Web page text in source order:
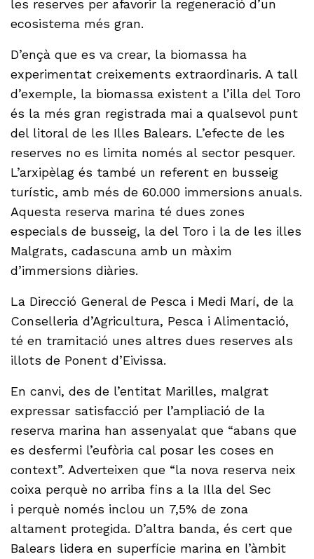
les reserves per afavorir la regeneració d’un
ecosistema més gran.
D’ençà que es va crear, la biomassa ha
experimentat creixements extraordinaris. A tall
d’exemple, la biomassa existent a l’illa del Toro
és la més gran registrada mai a qualsevol punt
del litoral de les Illes Balears. L’efecte de les
reserves no es limita només al sector pesquer.
L’arxipèlag és també un referent en busseig
turístic, amb més de 60.000 immersions anuals.
Aquesta reserva marina té dues zones
especials de busseig, la del Toro i la de les illes
Malgrats, cadascuna amb un màxim
d’immersions diàries.
La Direcció General de Pesca i Medi Marí, de la
Conselleria d’Agricultura, Pesca i Alimentació,
té en tramitació unes altres dues reserves als
illots de Ponent d’Eivissa.
En canvi, des de l’entitat Marilles, malgrat
expressar satisfacció per l’ampliació de la
reserva marina han assenyalat que “abans que
es desfermi l’eufòria cal posar les coses en
context”. Adverteixen que “la nova reserva neix
coixa perquè no arriba fins a la Illa del Sec
i perquè només inclou un 7,5% de zona
altament protegida. D’altra banda, és cert que
Balears lidera en superfície marina en l’àmbit